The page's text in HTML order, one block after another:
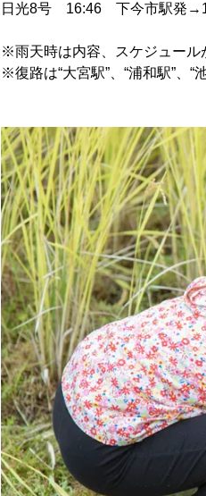
日光8号 16:46 下今市駅発
※雨天時は内容、スケジュール
※復路は“大宮駅”、“浦和駅”、“